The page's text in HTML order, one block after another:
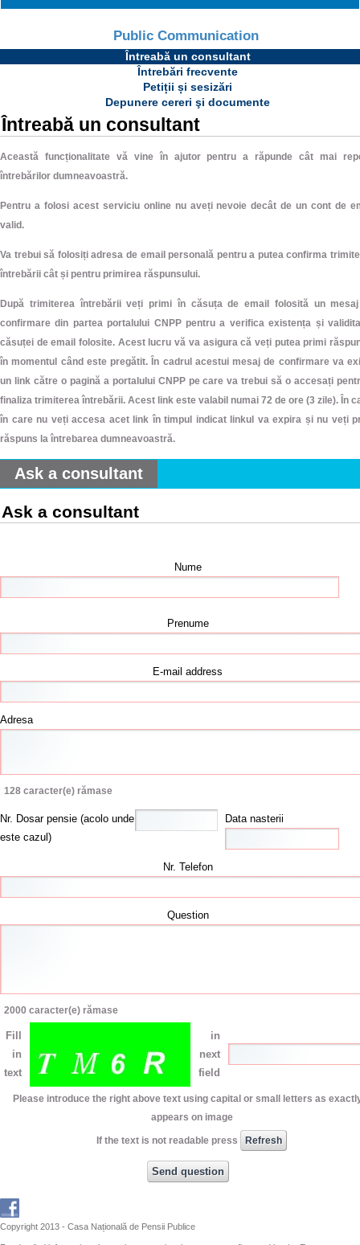
Public Communication
Întreabă un consultant
Întrebări frecvente
Petiții și sesizări
Depunere cereri şi documente
Întreabă un consultant
Această funcționalitate vă vine în ajutor pentru a răpunde cât mai
întrebărilor dumneavoastră.
Pentru a folosi acest serviciu online nu aveți nevoie decât de un cont de
valid.
Va trebui să folosiți adresa de email personală pentru a putea confirma
întrebării cât și pentru primirea răspunsului.
După trimiterea întrebării veți primi în căsuța de email folosită un
confirmare din partea portalului CNPP pentru a verifica existența și
căsuței de email folosite. Acest lucru vă va asigura că veți putea primi
în momentul când este pregătit. În cadrul acestui mesaj de confirmare va
un link către o pagină a portalului CNPP pe care va trebui să o accesați
finaliza trimiterea întrebării. Acest link este valabil numai 72 de ore (3 zile). În
în care nu veți accesa acet link în timpul indicat linkul va expira și nu veți
răspuns la întrebarea dumneavoastră.
Ask a consultant
Ask a consultant
Nume
Prenume
E-mail address
Adresa
128 caracter(e) rămase
Nr. Dosar pensie (acolo unde
este cazul)
Data nasterii
Nr. Telefon
Question
2000 caracter(e) rămase
Fill
in
text
in
next
field
Please introduce the right above text using capital or small letters as
appears on image
If the text is not readable press
Copyright 2013 - Casa Națională de Pensii Publice